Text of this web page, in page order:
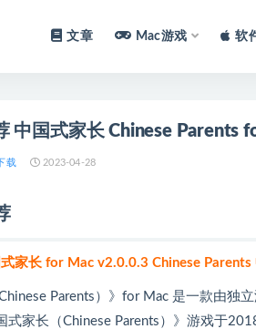
文章 Mac游戏 软
中国式家长 Chinese Parents
载 2023-04-28
家长 for Mac v2.0.0.3 Chinese Parents
Parents）》for Mac 是一款由独
式家长（Chinese Parents）》游戏于